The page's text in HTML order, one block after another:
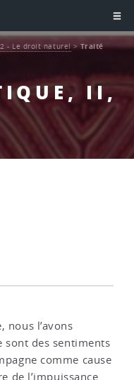
II,
- Le droit naturel>Traité
nous l’avons
sont des sentiments
comme cause
de l’impuissance